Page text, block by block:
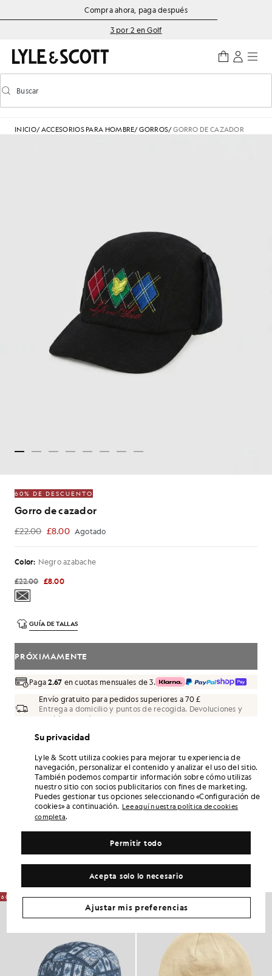
Saltar al contenido principal
Información de accesibilidadCompra ahora, paga después
3 por 2 en Golf
Activar/desactivar la búsqueda predictiva
Buscar
INICIO/ACCESORIOS PARA HOMBRE/GORROS/GORRO DE CAZADOR
60% DE DESCUENTO
Gorro de cazador
£22.00 £8.00 Agotado
£8.00
Color: Negro azabache
£22.00 £8.00
GUÍA DE TALLAS
PRÓXIMAMENTE
Paga2.67 en cuotas mensuales de 3.
Envío gratuito para pedidos superiores a 70 £
Entrega a domicilio y puntos de recogida. Devoluciones y
cambios gratuitos.
¡Gana el doble! Consigue puntos de «
6 points = 1,00 GBP
DETALLES DEL PRODUCTO
AJUSTE DEL PRODUCTO
COMPOSICIÓN Y CUIDADOS
Consigue este look
60% DE DESCUENTO 60% DE DESCUENTO
Su privacidad
Lyle & Scott utiliza cookies para mejorar tu experiencia de
navegación, personalizar el contenido y analizar el uso del sitio.
También podemos compartir información sobre cómo utilizas
nuestro sitio con socios publicitarios con fines de marketing.
Puedes gestionar tus opciones seleccionando «Configuración de
cookies» a continuación. Lee aquí nuestra política de cookies
completa.
Acepta solo lo necesario
Permitir todo
Ajustar mis preferencias